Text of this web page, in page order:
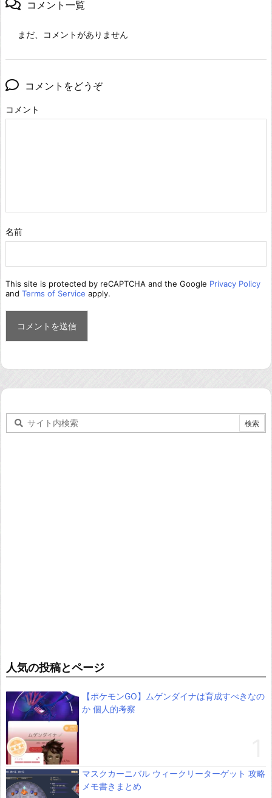
コメント一覧
まだ、コメントがありません
コメントをどうぞ
コメント
名前
This site is protected by reCAPTCHA and the Google Privacy Policy
and Terms of Service apply.
人気の投稿とページ
【ポケモンGO】ムゲンダイナは育成すべきなの
か 個人的考察
マスクカーニバル ウィークリーターゲット 攻略
メモ書きまとめ